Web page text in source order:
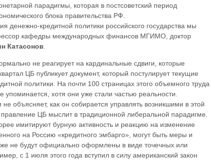
парадигмы, которая в постсоветский период
блока правительства РФ.
денежно-кредитной политики российского государства мы
кафедры международных финансов МГИМО, доктор
Катасонов
не реагирует на кардинальные сдвиги, которые
ЦБ публикует документ, который постулирует текущие
политики. На почти 100 страницах этого объемного труда
упоминается, хотя они уже стали частью реальности.
объясняет, как он собирается управлять возникшими в этой
правление ЦБ мыслит в традиционной либеральной парадигме.
имитируют бурную активность и реакцию на изменение
на Россию «кредитного эмбарго», могут быть меры и
не будут официально оформлены в виде точечных или
с 1 июля этого года вступил в силу американский закон